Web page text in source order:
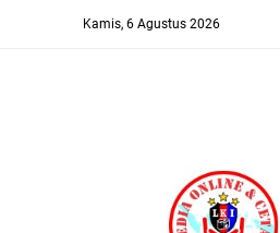
Kamis, 6 Agustus 2026